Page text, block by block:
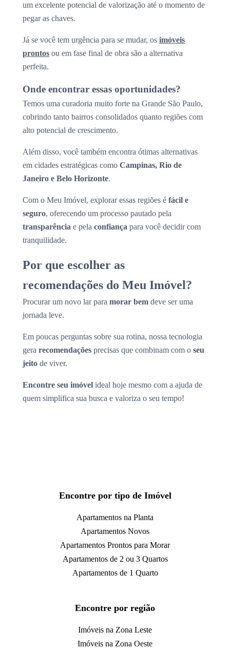
um excelente potencial de valorização até o momento de
pegar as chaves.
Já se você tem urgência para se mudar, os imóveis
prontos ou em fase final de obra são a alternativa
perfeita.
Onde encontrar essas oportunidades?
Temos uma curadoria muito forte na Grande São Paulo,
cobrindo tanto bairros consolidados quanto regiões com
alto potencial de crescimento.
Além disso, você também encontra ótimas alternativas
em cidades estratégicas como Campinas, Rio de
Janeiro e Belo Horizonte.
Com o Meu Imóvel, explorar essas regiões é fácil e
seguro, oferecendo um processo pautado pela
transparência e pela confiança para você decidir com
tranquilidade.
Por que escolher as
recomendações do Meu Imóvel?
Procurar um novo lar para morar bem deve ser uma
jornada leve.
Em poucas perguntas sobre sua rotina, nossa tecnologia
gera recomendações precisas que combinam com o seu
jeito de viver.
Encontre seu imóvel ideal hoje mesmo com a ajuda de
quem simplifica sua busca e valoriza o seu tempo!
Encontre por tipo de Imóvel
Apartamentos na Planta
Apartamentos Novos
Apartamentos Prontos para Morar
Apartamentos de 2 ou 3 Quartos
Apartamentos de 1 Quarto
Encontre por região
Imóveis na Zona Leste
Imóveis na Zona Oeste